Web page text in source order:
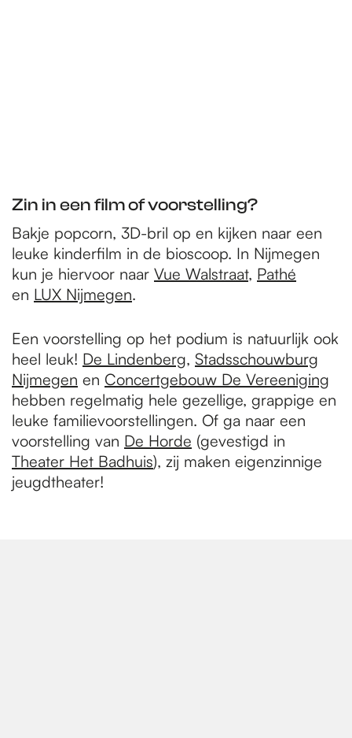
Zin in een film of voorstelling?
Bakje popcorn, 3D-bril op en kijken naar een
leuke kinderfilm in de bioscoop. In Nijmegen
kun je hiervoor naar Vue Walstraat, Pathé
en LUX Nijmegen.
Een voorstelling op het podium is natuurlijk ook
heel leuk! De Lindenberg, Stadsschouwburg
Nijmegen en Concertgebouw De Vereeniging
hebben regelmatig hele gezellige, grappige en
leuke familievoorstellingen. Of ga naar een
voorstelling van De Horde (gevestigd in
Theater Het Badhuis), zij maken eigenzinnige
jeugdtheater!